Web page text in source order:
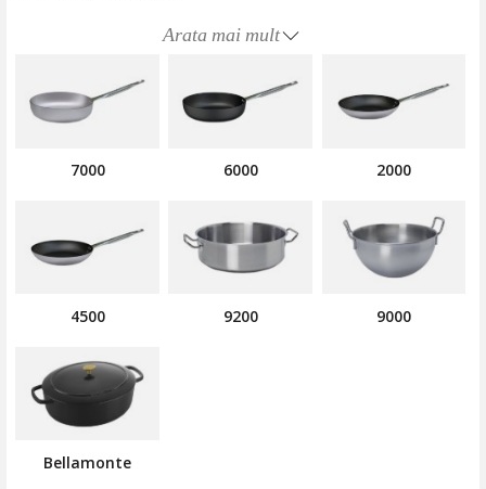
În secolul 20, Ballarini a făcut față tuturor provocărilor noului
Astfel, atunci când a apărut prima tigaie cu teflon, Ballarini a
simțit potențialul imens din spatele acestei inovații și a investit
frunte în cadrul pieței ustensilelor de gătit non-adezive.
Arata mai mult
7000 6000 2000
4500 9200 9000
Bellamonte